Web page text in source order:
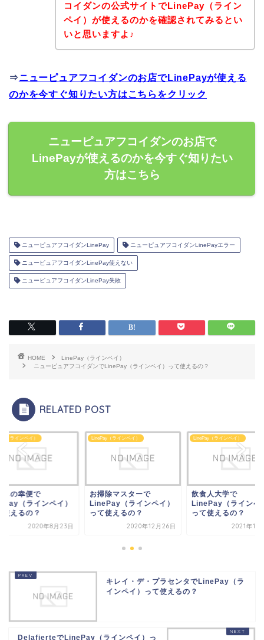
コイダンの公式サイトでLinePay（ライン
ペイ）が使えるのかを確認されてみるとい
いと思いますよ♪
⇒ニューピュアフコイダンのお店でLinePayが使える
のかを今すぐ知りたい方はこちらをクリック
ニューピュアフコイダンのお店で
LinePayが使えるのかを今すぐ知りたい
方はこちら
ニューピュアフコイダンLinePay ニューピュアフコイダンLinePayエラー
ニューピュアフコイダンLinePay使えない
ニューピュアフコイダンLinePay失敗
HOME
LinePay（ラインペイ）
ニューピュアフコイダンでLinePay（ラインペイ）って使えるの？
RELATED POST
（ラインペイ）
除マスターで
（ラインペイ）
使えるの？
2020年12月26日
LinePay（ラインペイ）
飲食人大学で
LinePay（ラインペイ）
って使えるの？
2021年11月13日
LinePay（ラインペイ）
暮らしの幸便で
LinePay（ラインペ
って使えるの？
2020年8
キレイ・デ・プラセンタでLinePay（ラ
インペイ）って使えるの？
DelafierteでLinePay（ラインペイ）っ